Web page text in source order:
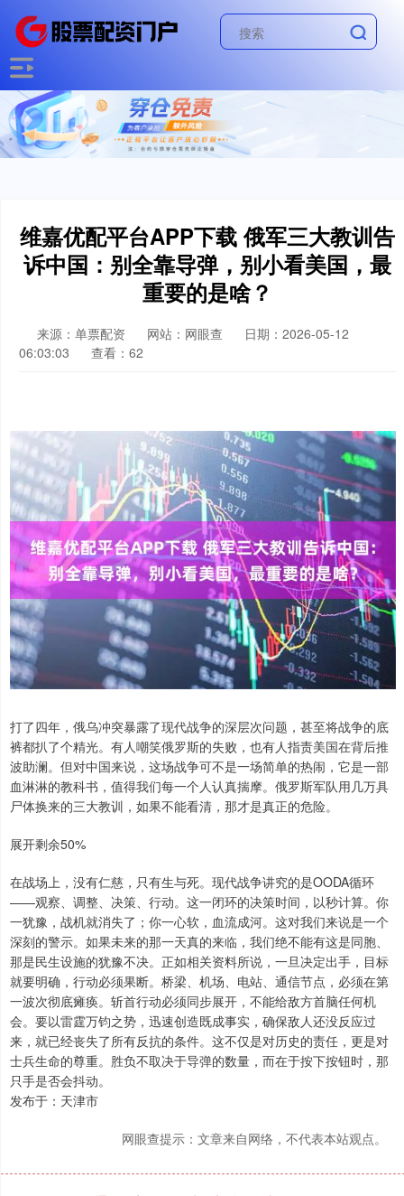
维嘉优配平台APP下载 俄军三大教训告
诉中国：别全靠导弹，别小看美国，最
重要的是啥？
来源：单票配资 网站：网眼查
日期：2026-05-12
06:03:03
查看：62
打了四年，俄乌冲突暴露了现代战争的深层次问题，甚至将战争的底
裤都扒了个精光。有人嘲笑俄罗斯的失败，也有人指责美国在背后推
波助澜。但对中国来说，这场战争可不是一场简单的热闹，它是一部
血淋淋的教科书，值得我们每一个人认真揣摩。俄罗斯军队用几万具
尸体换来的三大教训，如果不能看清，那才是真正的危险。
展开剩余50%
在战场上，没有仁慈，只有生与死。现代战争讲究的是OODA循环
——观察、调整、决策、行动。这一闭环的决策时间，以秒计算。你
一犹豫，战机就消失了；你一心软，血流成河。这对我们来说是一个
深刻的警示。如果未来的那一天真的来临，我们绝不能有这是同胞、
那是民生设施的犹豫不决。正如相关资料所说，一旦决定出手，目标
就要明确，行动必须果断。桥梁、机场、电站、通信节点，必须在第
一波次彻底瘫痪。斩首行动必须同步展开，不能给敌方首脑任何机
会。要以雷霆万钧之势，迅速创造既成事实，确保敌人还没反应过
来，就已经丧失了所有反抗的条件。这不仅是对历史的责任，更是对
士兵生命的尊重。胜负不取决于导弹的数量，而在于按下按钮时，那
只手是否会抖动。
发布于：天津市
网眼查提示：文章来自网络，不代表本站观点。